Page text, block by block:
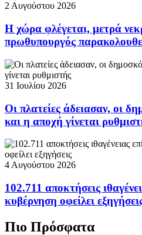
2 Αυγούστου 2026
Η χώρα φλέγεται, μετρά
πρωθυπουργός
31 Ιουλίου 2026
Οι πλατείες άδειασαν, οι
και η αποχή γίνεται
4 Αυγούστου 2026
102.711 αποκτήσεις
κυβέρνηση οφείλει
Πιο Πρόσφατα